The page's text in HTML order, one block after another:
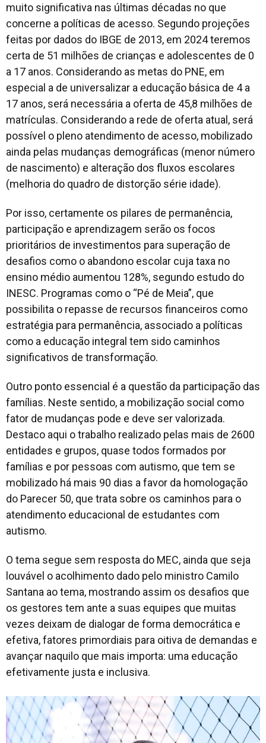
muito significativa nas últimas décadas no que
concerne a políticas de acesso. Segundo projeções
feitas por dados do IBGE de 2013, em 2024 teremos
certa de 51 milhões de crianças e adolescentes de 0
a 17 anos. Considerando as metas do PNE, em
especial a de universalizar a educação básica de 4 a
17 anos, será necessária a oferta de 45,8 milhões de
matrículas. Considerando a rede de oferta atual, será
possível o pleno atendimento de acesso, mobilizado
ainda pelas mudanças demográficas (menor número
de nascimento) e alteração dos fluxos escolares
(melhoria do quadro de distorção série idade).
Por isso, certamente os pilares de permanência,
participação e aprendizagem serão os focos
prioritários de investimentos para superação de
desafios como o abandono escolar cuja taxa no
ensino médio aumentou 128%, segundo estudo do
INESC. Programas como o “Pé de Meia”, que
possibilita o repasse de recursos financeiros como
estratégia para permanência, associado a políticas
como a educação integral tem sido caminhos
significativos de transformação.
Outro ponto essencial é a questão da participação das
famílias. Neste sentido, a mobilização social como
fator de mudanças pode e deve ser valorizada.
Destaco aqui o trabalho realizado pelas mais de 2600
entidades e grupos, quase todos formados por
famílias e por pessoas com autismo, que tem se
mobilizado há mais 90 dias a favor da homologação
do Parecer 50, que trata sobre os caminhos para o
atendimento educacional de estudantes com
autismo.
O tema segue sem resposta do MEC, ainda que seja
louvável o acolhimento dado pelo ministro Camilo
Santana ao tema, mostrando assim os desafios que
os gestores tem ante a suas equipes que muitas
vezes deixam de dialogar de forma democrática e
efetiva, fatores primordiais para oitiva de demandas e
avançar naquilo que mais importa: uma educação
efetivamente justa e inclusiva.